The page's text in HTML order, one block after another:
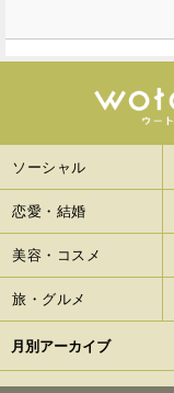
ソーシャル
恋愛・結婚
美容・コスメ
旅・グルメ
月別アーカイブ